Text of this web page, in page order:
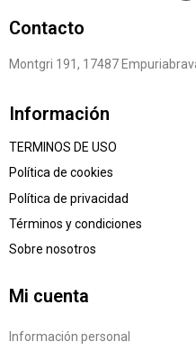
Contacto
Montgri 191, 17487
Información
TERMINOS DE USO
Política de cookies
Política de privacidad
Términos y condiciones
Sobre nosotros
Mi cuenta
Información personal